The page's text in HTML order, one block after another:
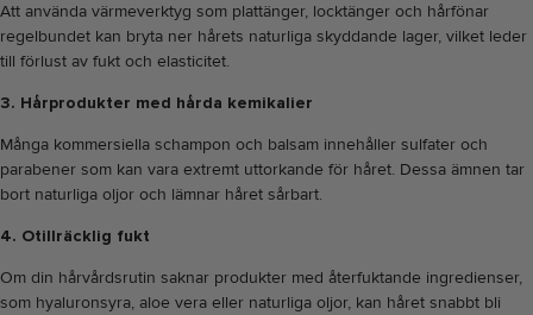
Att använda värmeverktyg som plattänger, locktänger och hårfönar
regelbundet kan bryta ner hårets naturliga skyddande lager, vilket leder
till förlust av fukt och elasticitet.
3. Hårprodukter med hårda kemikalier
Många kommersiella schampon och balsam innehåller sulfater och
parabener som kan vara extremt uttorkande för håret. Dessa ämnen tar
bort naturliga oljor och lämnar håret sårbart.
4. Otillräcklig fukt
Om din hårvårdsrutin saknar produkter med återfuktande ingredienser,
som hyaluronsyra, aloe vera eller naturliga oljor, kan håret snabbt bli